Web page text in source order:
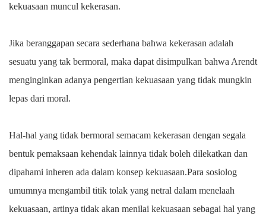
kekuasaan muncul kekerasan.
Jika beranggapan secara sederhana bahwa kekerasan adalah
sesuatu yang tak bermoral, maka dapat disimpulkan bahwa Arendt
menginginkan adanya pengertian kekuasaan yang tidak mungkin
lepas dari moral.
Hal-hal yang tidak bermoral semacam kekerasan dengan segala
bentuk pemaksaan kehendak lainnya tidak boleh dilekatkan dan
dipahami inheren ada dalam konsep kekuasaan.Para sosiolog
umumnya mengambil titik tolak yang netral dalam menelaah
kekuasaan, artinya tidak akan menilai kekuasaan sebagai hal yang